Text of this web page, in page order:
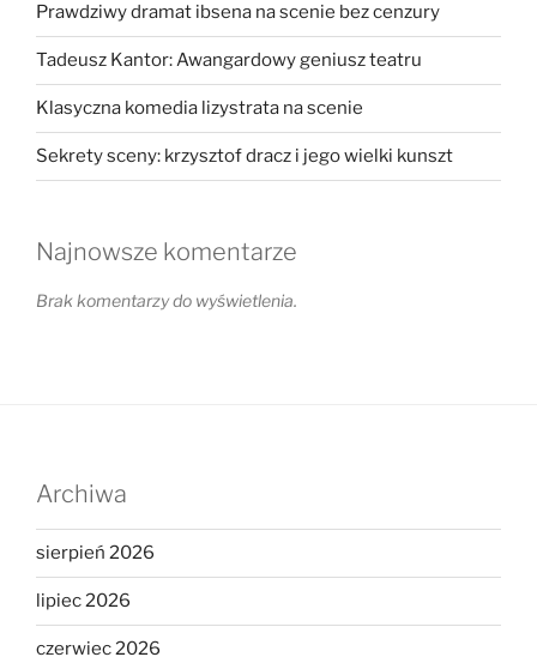
Prawdziwy dramat ibsena na scenie bez cenzury
Tadeusz Kantor: Awangardowy geniusz teatru
Klasyczna komedia lizystrata na scenie
Sekrety sceny: krzysztof dracz i jego wielki kunszt
Najnowsze komentarze
Brak komentarzy do wyświetlenia.
Archiwa
sierpień 2026
lipiec 2026
czerwiec 2026